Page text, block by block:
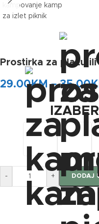
Prostirka za plažu
29.00KM – 35.00
- + DODAJ